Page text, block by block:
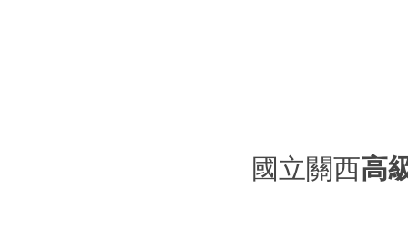
國立關西高